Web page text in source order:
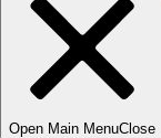
Open Main MenuClose